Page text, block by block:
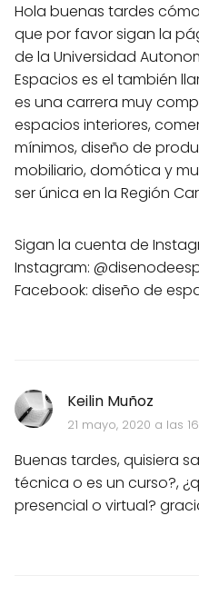
Hola buenas tardes
que por favor sigan la
de la Universidad
Espacios es el también
es una carrera muy
espacios interiores,
mínimos, diseño de
mobiliario, domótica y
ser única en la Región
Sigan la cuenta de
Instagram:
Facebook: diseño de
Keilin Muñoz
21 mayo, 2020 a las
Buenas tardes, quisiera
técnica o es un curso?,
presencial o virtual?